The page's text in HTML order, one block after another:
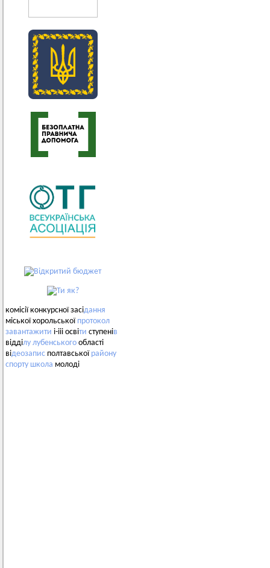
комісії конкурсної засідання
міської хорольської протокол
завантажити і-ііі освіти ступенів
відділу лубенського області
відеозапис полтавської району
спорту школа молоді